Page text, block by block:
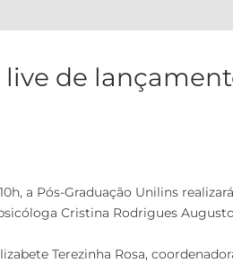
live de
a Pós-Graduação Unilins
Cristina Rodrigues
Terezinha Rosa,